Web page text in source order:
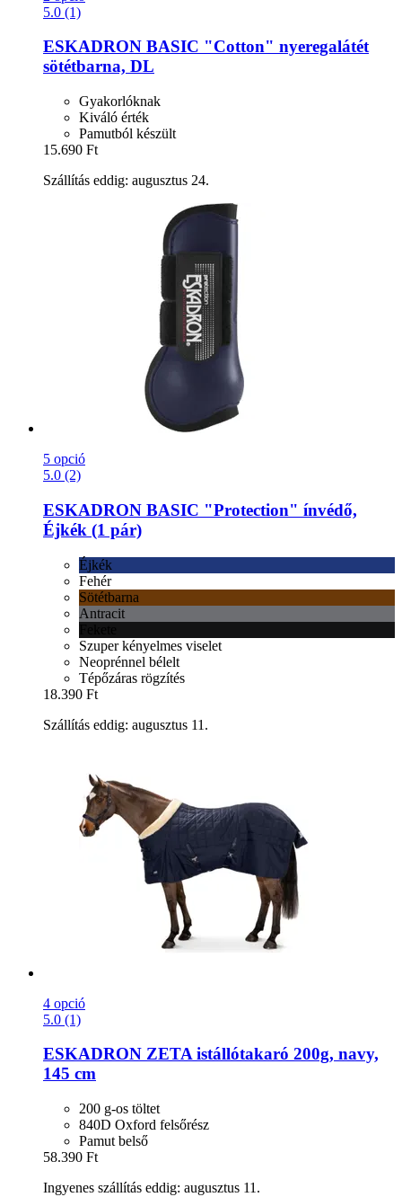
5.0 (1)
ESKADRON BASIC "Cotton" nyeregalátét
sötétbarna, DL
Gyakorlóknak
Kiváló érték
Pamutból készült
15.690 Ft
Szállítás eddig: augusztus 24.
5 opció
5.0 (2)
ESKADRON BASIC "Protection" ínvédő,
Éjkék (1 pár)
Éjkék
Fehér
Sötétbarna
Antracit
Szuper kényelmes viselet
Neoprénnel bélelt
Tépőzáras rögzítés
18.390 Ft
Szállítás eddig: augusztus 11.
4 opció
5.0 (1)
ESKADRON ZETA istállótakaró 200g, navy,
145 cm
200 g-os töltet
840D Oxford felsőrész
Pamut belső
58.390 Ft
Ingyenes szállítás eddig: augusztus 11.